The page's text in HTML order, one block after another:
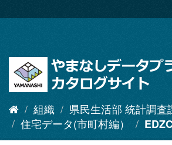
キ
組織
県民生活部 統計調査
住宅データ(市町村編）